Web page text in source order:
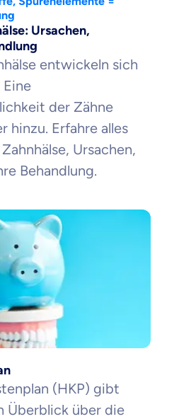
Ursachen,
entwickeln sich
der Zähne
hinzu. Erfahre alles
Ursachen,
Behandlung.
(HKP) gibt
Überblick über die
erkläre ich meineEinwilligungzur
Informationen